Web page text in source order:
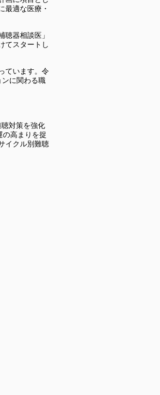
最適な医療・
器相談医」
てスタートし
ています。令
に関わる職
対策を強化
の高まりを捉
イクル別難聴